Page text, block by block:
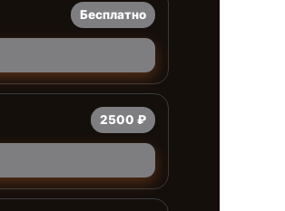
Бесплатно
2500 ₽